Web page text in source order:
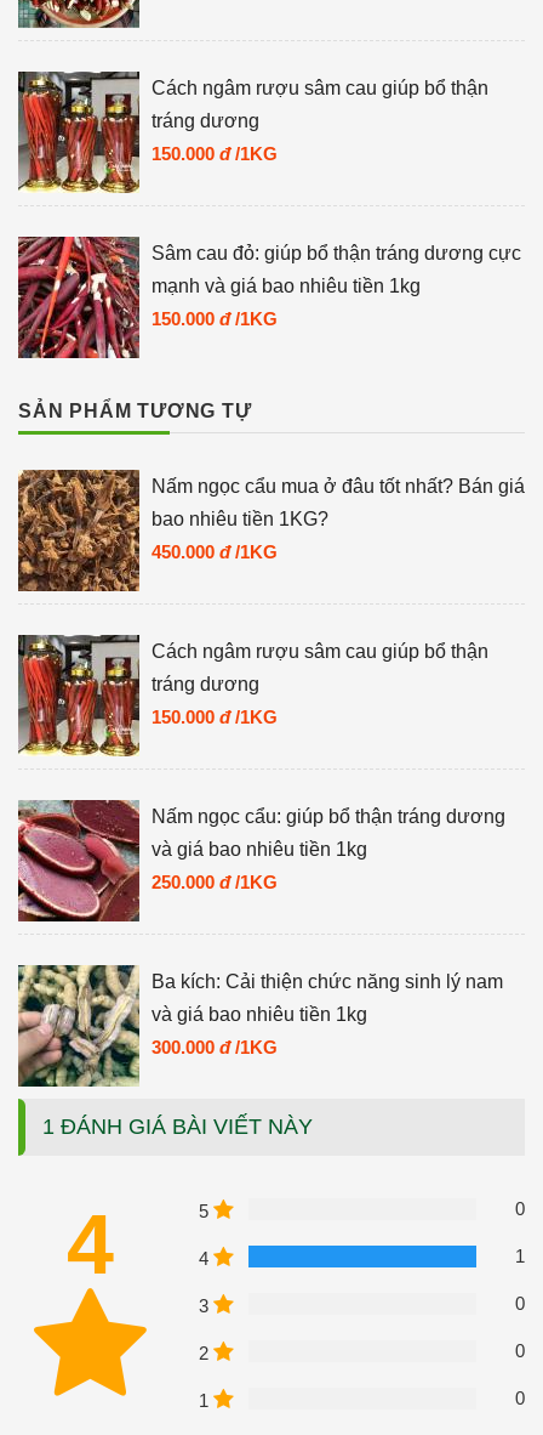
Cách ngâm rượu sâm cau giúp bổ thận
tráng dương
150.000 đ /1KG
Sâm cau đỏ: giúp bổ thận tráng dương cực
mạnh và giá bao nhiêu tiền 1kg
150.000 đ /1KG
SẢN PHẨM TƯƠNG TỰ
Nấm ngọc cẩu mua ở đâu tốt nhất? Bán giá
bao nhiêu tiền 1KG?
450.000 đ /1KG
Cách ngâm rượu sâm cau giúp bổ thận
tráng dương
150.000 đ /1KG
Nấm ngọc cẩu: giúp bổ thận tráng dương
và giá bao nhiêu tiền 1kg
250.000 đ /1KG
Ba kích: Cải thiện chức năng sinh lý nam
và giá bao nhiêu tiền 1kg
300.000 đ /1KG
1 ĐÁNH GIÁ BÀI VIẾT NÀY
4 5 0
4 1
3 0
2 0
1 0